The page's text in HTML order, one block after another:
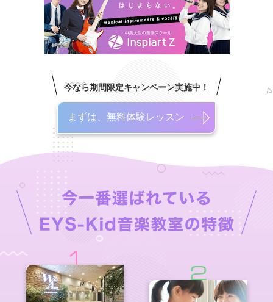
今なら期間限定キャンペーン実施中！
まずは、無料体験レッスン
1
2